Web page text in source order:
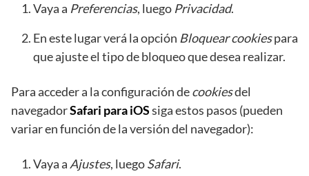
Vaya a Preferencias, luego Privacidad.
En este lugar verá la opción Bloquear cookiespara
que ajuste el tipo de bloqueo que desea realizar.
Para acceder a la configuración decookiesdel
navegadorSafari para iOSsiga estos pasos (pueden
variar en función de la versión del navegador):
Vaya a Ajustes, luegoSafari.